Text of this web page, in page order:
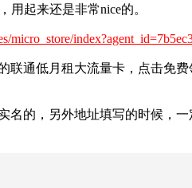
用起来还是非常nice的。
micro_store/
联通低月租大流量卡，点击免
名的，另外地址填写的时候，